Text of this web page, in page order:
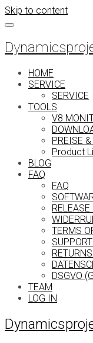
Skip to content
HOME
SERVICE
SERVICE
TOOLS
V8
PREISE
Product
BLOG
FAQ
FAQ
RELEASE
TERMS
DSGVO
TEAM
LOG IN